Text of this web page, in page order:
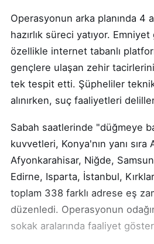
Operasyonun arka planında 4
hazırlık süreci yatıyor.
özellikle internet tabanlı
gençlere ulaşan zehir
tek tespit etti. Şüpheliler
alınırken, suç faaliyetleri
Sabah saatlerinde "düğmeye
kuvvetleri, Konya'nın yanı sıra
Afyonkarahisar, Niğde,
Edirne, Isparta, İstanbul,
toplam 338 farklı adrese eş
düzenledi. Operasyonun
sokak aralarında faaliyet